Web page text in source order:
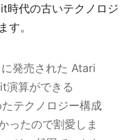
時代の古いテクノロジ
す。
発売された Atari
演算ができる
テクノロジー構成
ったので割愛しま